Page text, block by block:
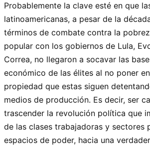
Probablemente la clave esté en que
latinoamericanas, a pesar de la
términos de combate contra la
popular con los gobiernos de Lula,
Correa, no llegaron a socavar las
económico de las élites al no poner
propiedad que estas siguen
medios de producción. Es decir, ser
trascender la revolución política que
de las clases trabajadoras y sectores
espacios de poder, hacia una